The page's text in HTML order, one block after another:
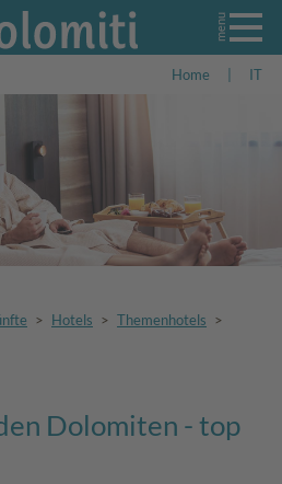
Home IT
> Hotels > Themenhotels >
Dolomiten - top